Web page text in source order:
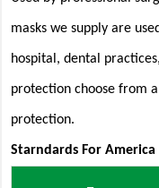
masks we supply are
hospital, dental
protection choose from
protection.
Starndards For America